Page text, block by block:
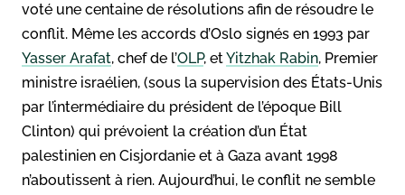
voté une centaine de résolutions afin de résoudre le
conflit. Même les accords d’Oslo signés en 1993 par
Yasser Arafat, chef de l’OLP, etYitzhak Rabin, Premier
ministre israélien, (sous la supervision des États-Unis
par l’intermédiaire du président de l’époque Bill
Clinton) qui prévoient la création d’un État
palestinien en Cisjordanie et à Gaza avant 1998
n’aboutissent à rien. Aujourd’hui, le conflit ne semble